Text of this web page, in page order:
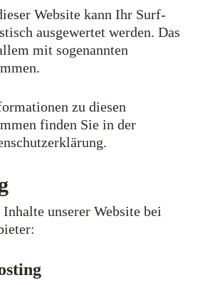
Website kann Ihr Surf-
ausgewertet werden. Das
mit sogenannten
zu diesen
finden Sie in der
unserer Website bei